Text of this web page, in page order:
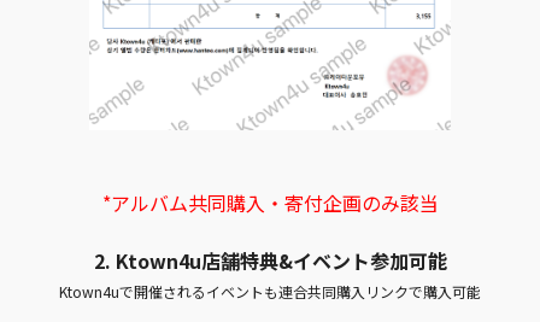
*アルバム共同購入・寄付企画のみ該当
2. Ktown4u店舗特典&イベント参加可能
Ktown4uで開催されるイベントも連合共同購入リンクで購入可能